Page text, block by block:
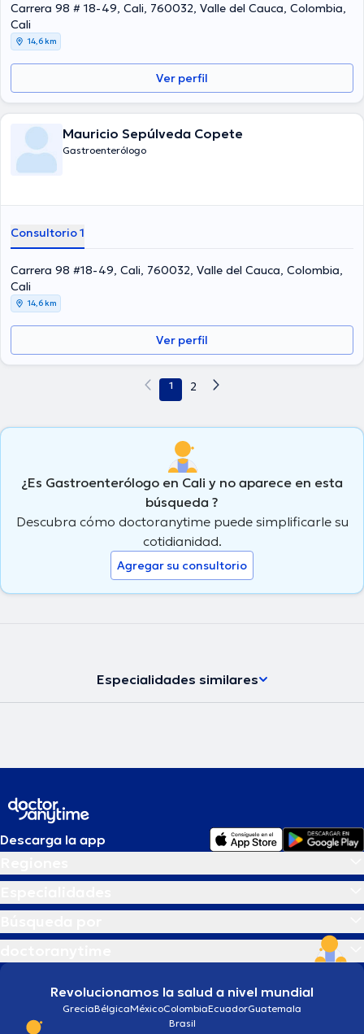
Carrera 98 # 18-49, Cali, 760032, Valle del Cauca, Colombia,
Cali
14,6 km
Ver perfil
Mauricio Sepúlveda Copete
Gastroenterólogo
Consultorio 1
Carrera 98 #18-49, Cali, 760032, Valle del Cauca, Colombia,
Cali
14,6 km
Ver perfil
1 2
¿Es Gastroenterólogo en Cali y no aparece en esta
búsqueda ?
Descubra cómo doctoranytime puede simplificarle su
cotidianidad.
Agregar su consultorio
Especialidades similares
Descarga la app
Revolucionamos la salud a nivel mundial
GreciaBélgicaMéxicoColombiaEcuadorGuatemala
Brasil